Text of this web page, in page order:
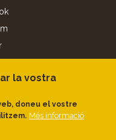
la vostra
doneu el vostre
Més informació